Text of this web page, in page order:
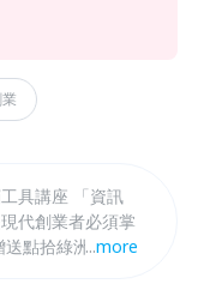
具講座 「資訊
代創業者必須掌
...more